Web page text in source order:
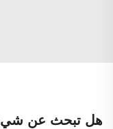
هل تبحث عن شيءٍ